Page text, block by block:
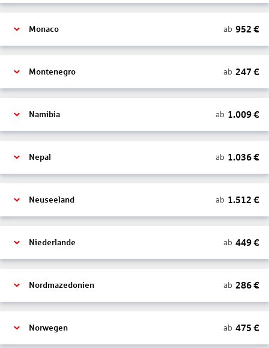
Monaco ab 952 €
Montenegro ab 247 €
Namibia ab 1.009€
Nepal ab 1.036€
Neuseeland ab 1.512 €
Niederlande ab 449€
Nordmazedonien ab 286€
Norwegen ab 475 €